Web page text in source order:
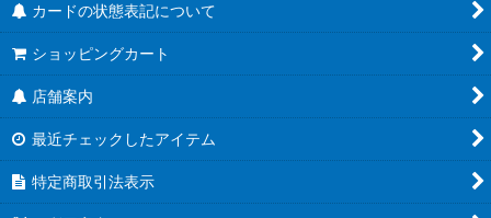
カードの状態表記について
ショッピングカート
店舗案内
最近チェックしたアイテム
特定商取引法表示